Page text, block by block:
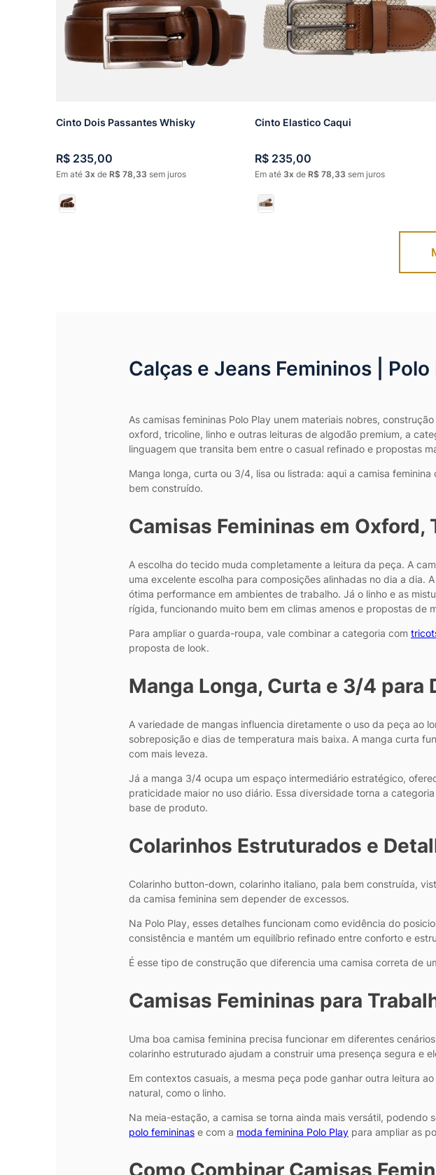
Cinto Dois Passantes Whisky
R$ 235,00
Em até 3 de R$ 78,33 sem juros
Cinto Elastico Caqui
R$ 235,00
Em até 3 de R$ 78,33 sem juros
Calças e Jeans Femininos | Polo
As camisas femininas Polo Play unem materiais nobres,
oxford, tricoline, linho e outras leituras de algodão premium, a
linguagem que transita bem entre o casual refinado e propostas
Manga longa, curta ou 3/4, lisa ou listrada: aqui a camisa
bem construído.
Camisas Femininas em Oxford,
A escolha do tecido muda completamente a leitura da peça. A
uma excelente escolha para composições alinhadas no dia a dia.
ótima performance em ambientes de trabalho. Já o linho e as
rígida, funcionando muito bem em climas amenos e propostas de
Para ampliar o guarda-roupa, vale combinar a categoria com
proposta de look.
Manga Longa, Curta e 3/4 para
A variedade de mangas influencia diretamente o uso da peça ao
sobreposição e dias de temperatura mais baixa. A manga curta
com mais leveza.
Já a manga 3/4 ocupa um espaço intermediário estratégico,
praticidade maior no uso diário. Essa diversidade torna a
base de produto.
Colarinhos Estruturados e
Colarinho button-down, colarinho italiano, pala bem construída,
da camisa feminina sem depender de excessos.
Na Polo Play, esses detalhes funcionam como evidência do
consistência e mantém um equilíbrio refinado entre conforto e
É esse tipo de construção que diferencia uma camisa correta de
Camisas Femininas para
Uma boa camisa feminina precisa funcionar em diferentes
colarinho estruturado ajudam a construir uma presença segura e
Em contextos casuais, a mesma peça pode ganhar outra leitura
natural, como o linho.
Na meia-estação, a camisa se torna ainda mais versátil,
polo femininas e com a moda feminina Polo Play para ampliar as
Como Combinar Camisas